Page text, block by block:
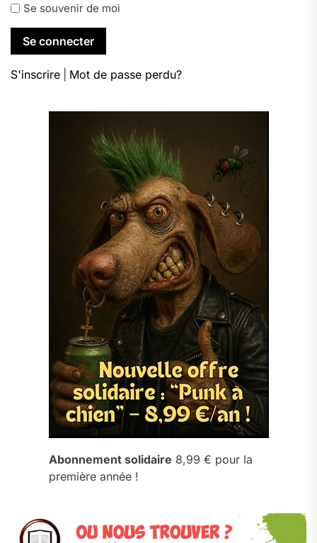
Se souvenir de moi
S'inscrire Mot de passe perdu?
Abonnement solidaire 8,99 € pour la
première année !